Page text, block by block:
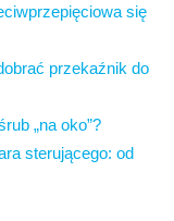
się
przekaźnik do
„na oko”?
sterującego: od